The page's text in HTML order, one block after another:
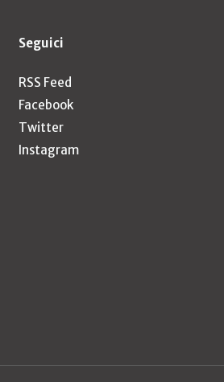
Seguici
RSS Feed
Facebook
Twitter
Instagram